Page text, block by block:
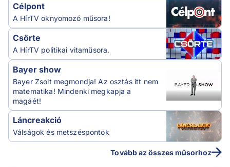
Célpont
A HírTV oknyomozó műsora!
Csörte
A HírTV politikai vitaműsora.
Bayer show
Bayer Zsolt megmondja! Az osztás itt nem
matematika! Mindenki megkapja a
magáét!
Láncreakció
Válságok és metszéspontok
Tovább az összes műsorhoz